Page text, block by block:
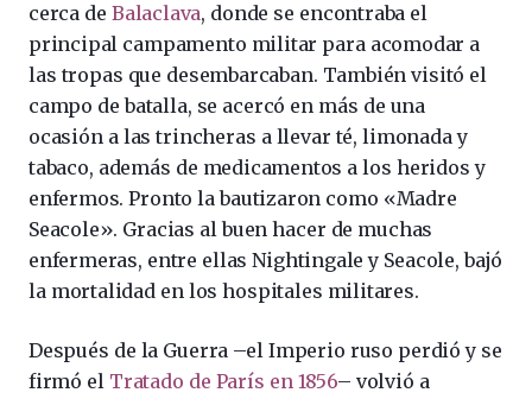
cerca de Balaclava, donde se encontraba el
principal campamento militar para acomodar a
las tropas que desembarcaban. También visitó el
campo de batalla, se acercó en más de una
ocasión a las trincheras a llevar té, limonada y
tabaco, además de medicamentos a los heridos y
enfermos. Pronto la bautizaron como «Madre
Seacole». Gracias al buen hacer de muchas
enfermeras, entre ellas Nightingale y Seacole, bajó
la mortalidad en los hospitales militares.
Después de la Guerra –el Imperio ruso perdió y se
firmó el Tratado de París en 1856– volvió a